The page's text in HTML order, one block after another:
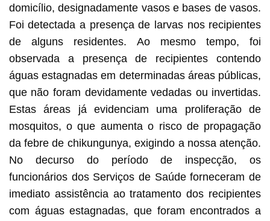
domicílio, designadamente vasos e bases de vasos.
Foi detectada a presença de larvas nos recipientes
de alguns residentes. Ao mesmo tempo, foi
observada a presença de recipientes contendo
águas estagnadas em determinadas áreas públicas,
que não foram devidamente vedadas ou invertidas.
Estas áreas já evidenciam uma proliferação de
mosquitos, o que aumenta o risco de propagação
da febre de chikungunya, exigindo a nossa atenção.
No decurso do período de inspecção, os
funcionários dos Serviços de Saúde forneceram de
imediato assistência ao tratamento dos recipientes
com águas estagnadas, que foram encontrados a